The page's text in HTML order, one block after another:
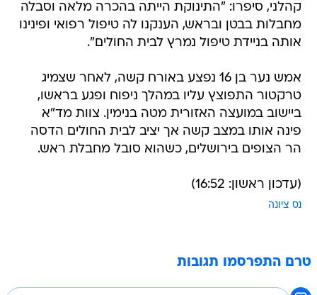
קהלני, סיפרו: "התינוקת הייתה בהכרה מלאה וסבלה
מחבלות בבטן ובראש, הענקנו לה טיפול רפואי ופינינו
אותה בניידת טיפול נמרץ לבית החולים".
אמש נער בן 16 נפצע באורח קשה, לאחר שצמיג
טרקטור התפוצץ עליו במהלך ניפוח ופגע בראשו,
ביישוב במועצה האזורית מטה בנימין. צוות מד"א
פינה אותו במצב קשה אך יציב לבית החולים הדסה
הר הצופים בירושלים, כשהוא סובל מחבלת ראש.
(עדכון ראשון: 16:52)
נס ציונה
טרם התפרסמו תגובות